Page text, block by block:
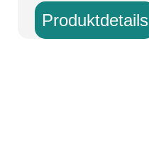
Produktdetails